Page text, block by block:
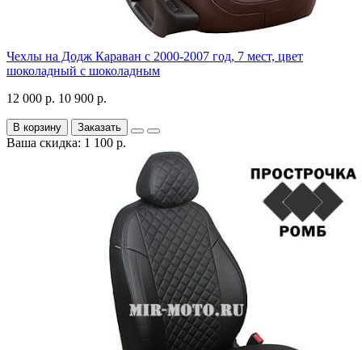
Чехлы на Додж Караван с 2000-2007 год, 7 мест, цвет
шоколадный с шоколадным
12 000 р. 10 900 р.
В корзину Заказать
Ваша скидка: 1 100 р.